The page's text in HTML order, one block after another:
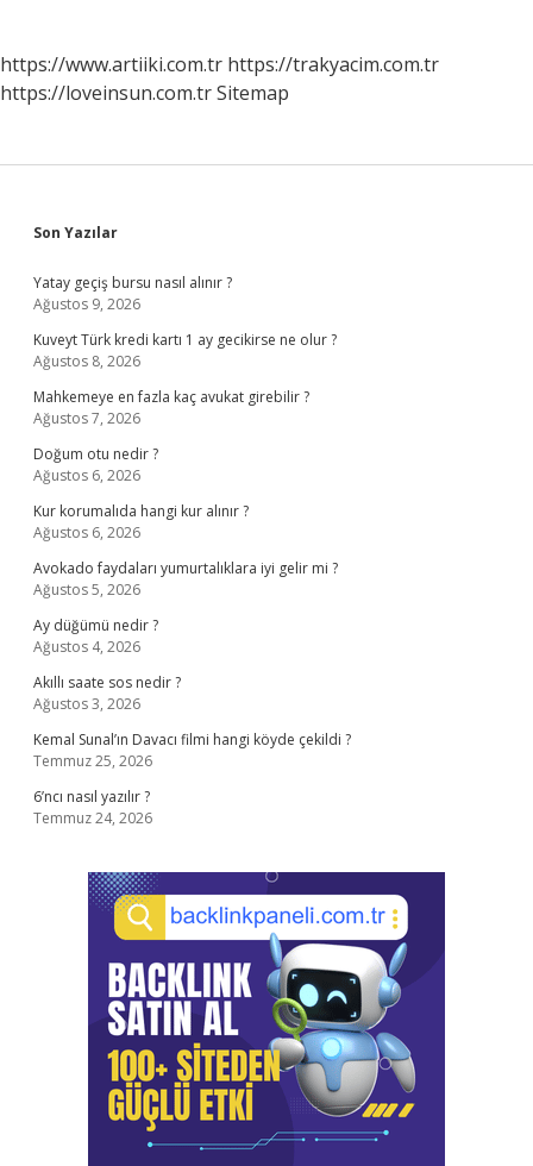
https://www.artiiki.com.tr https://trakyacim.com.tr
https://loveinsun.com.trSitemap
Sidebar
Son Yazılar
Yatay geçiş bursu nasıl alınır ?
Ağustos 9, 2026
Kuveyt Türk kredi kartı 1 ay gecikirse ne olur ?
Ağustos 8, 2026
Mahkemeye en fazla kaç avukat girebilir ?
Ağustos 7, 2026
Doğum otu nedir ?
Ağustos 6, 2026
Kur korumalıda hangi kur alınır ?
Ağustos 6, 2026
Avokado faydaları yumurtalıklara iyi gelir mi ?
Ağustos 5, 2026
Ay düğümü nedir ?
Ağustos 4, 2026
Akıllı saate sos nedir ?
Ağustos 3, 2026
Kemal Sunal’ın Davacı filmi hangi köyde çekildi ?
Temmuz 25, 2026
6’ncı nasıl yazılır ?
Temmuz 24, 2026